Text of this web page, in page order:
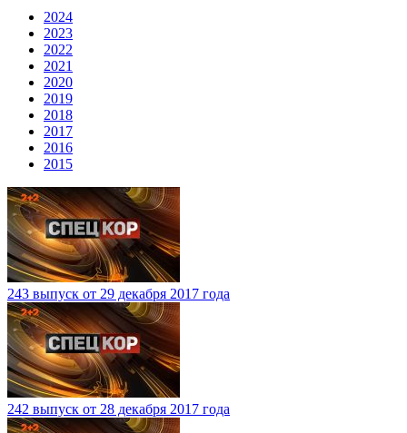
2024
2023
2022
2021
2020
2019
2018
2017
2016
2015
243 выпуск от 29 декабря 2017 года
242 выпуск от 28 декабря 2017 года